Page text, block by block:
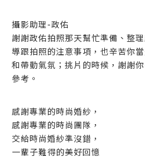
攝影助理-政佑
謝謝政佑拍照那天幫忙準備、整
導跟拍照的注意事項，也辛苦你
和帶動氣氛；挑片的時候，謝謝
參考。
感謝專業的時尚婚紗，
感謝專業的時尚團隊，
交給時尚婚紗準沒錯，
一輩子難得的美好回憶